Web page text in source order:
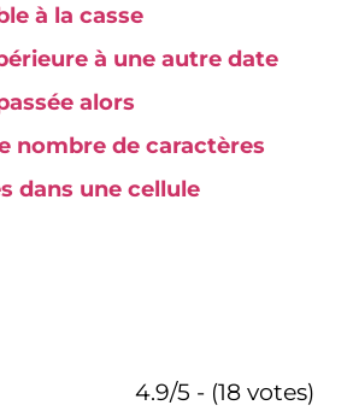
à la casse
à une autre date
alors
nombre de caractères
dans une cellule
4.9/5 - (18 votes)